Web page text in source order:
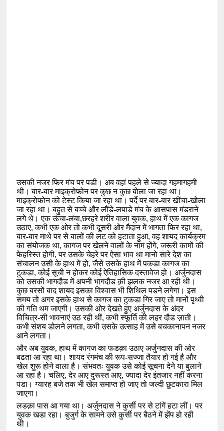
उसकी नजर फिर मंच पर पडी। अब वहां पहले से ज्यादा गहमागहमी
थी। बार-बार माइक्रोफोन पर कुछ न कुछ बोला जा रहा था।
माइक्रोफोन को टेस्ट किया जा रहा था। पर्दे पर बार-बार खींचा-खोला
जा रहा था। बहुत से बच्चे और लौंडे-लपाडे मंच के आसपास मंडराने
लगे थे। एक ऊंचा-लंबा,छरहरे शरीर वाला युवक, हाथ में एक कागज
उठाए, कभी एक ओर तो कभी दूसरी ओर मैदान में भागता फिर रहा था,
बार-बार माथे पर से बालों की लट को हटाता हुआ, वह शायद कार्यक्रम
का संयोजक था, कागज पर खेलने वालों के नाम होंगे, जरूरी कामों की
फेहरिस्त होगी, पर उसके चेहरे पर ऐसा भाव था मानो सारे देश का
संचालन उसी के हाथ में हो, जैसे उसके हाथ में पकडा कागज का
टुकडा, कोई सूची न होकर कोई ऐतिहासिक दस्तावेज हो। अर्जुनदास
को उसकी भागदौड में अपनी भागदौड क़ी झलक नजर आ रही थी।
कुछ बरसों बाद शायद इसका विश्वास भी शिथिल पडने लगेगा। इस
समय तो अगर इसके हाथ से कागज का टुकडा गिर जाए तो मानों पृथ्वी
की गति थम जाएगी। उसकी ओर देखते हुए अर्जुनदास के अंदर
विचित्र-सी भावनाएं उठ रही थीं, कभी स्फूर्ति की लहर दौड ज़ाती।
कभी संशय डोलने लगता, कभी उसके उत्साह में उसे बचकानापन नजर
आने लगता।
और अब युवक, हाथ में कागज का फडक़ा उठाए अर्जुनदास की ओर
बढता आ रहा था। शायद रंगमंच की रूप-सज्जा तैयार हो गई है और
खेल शुरू होने वाला है। संभवतः युवक उसे कोई सूचना देने या बुलाने
आ रहा है। चलिए, देर आए दुरूस्त आए, ज्यादा देर इंतजार नहीं करना
पडा। ग्यारह बजे तक भी खेल समाप्त हो जाए तो जल्दी छुटकारा मिल
जाएगा।
लडक़ा पास आ गया था। अर्जुनदास ने कुर्सी पर से टांगें हटा लीं। पर
युवक खडा रहा। बुजुर्ग के सामने उसे कुर्सी पर बैठने में झेंप हो रही
थी।